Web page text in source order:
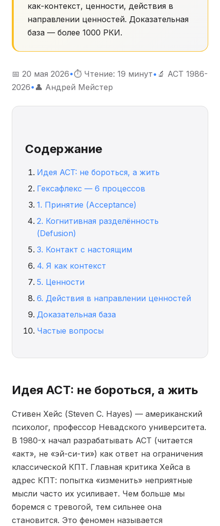
как-контекст, ценности, действия в
направлении ценностей. Доказательная
база — более 1000 РКИ.
📅 20 мая 2026•⏱ Чтение: 19 минут• 🔬 ACT 1986-
2026• 👤 Андрей Мейстер
Содержание
Идея ACT: не бороться, а жить
Гексафлекс — 6 процессов
1. Принятие (Acceptance)
2. Когнитивная разделённость
(Defusion)
3. Контакт с настоящим
4. Я как контекст
5. Ценности
6. Действия в направлении ценностей
Доказательная база
Частые вопросы
Идея ACT: не бороться, а жить
Стивен Хейс (Steven C. Hayes) — американский
психолог, профессор Невадского университета.
В 1980-х начал разрабатывать ACT (читается
«акт», не «эй-си-ти») как ответ на ограничения
классической КПТ. Главная критика Хейса в
адрес КПТ: попытка «изменить» неприятные
мысли часто их усиливает. Чем больше мы
боремся с тревогой, тем сильнее она
становится. Это феномен называется